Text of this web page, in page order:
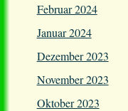
Februar 2024
Januar 2024
Dezember 2023
November 2023
Oktober 2023